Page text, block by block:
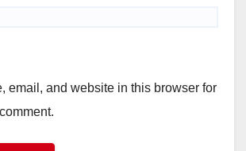
email, and website in this browser for